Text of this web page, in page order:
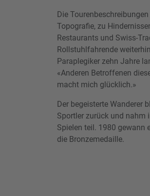
Die
Topografie, zu
Restaurants und Swiss-
Rollstuhlfahrende
Paraplegiker zehn Jahre
«Anderen Betroffenen
macht mich glücklich.»
Der begeisterte Wanderer
Sportler zurück und
Spielen teil. 1980 gewann
die Bronzemedaille.